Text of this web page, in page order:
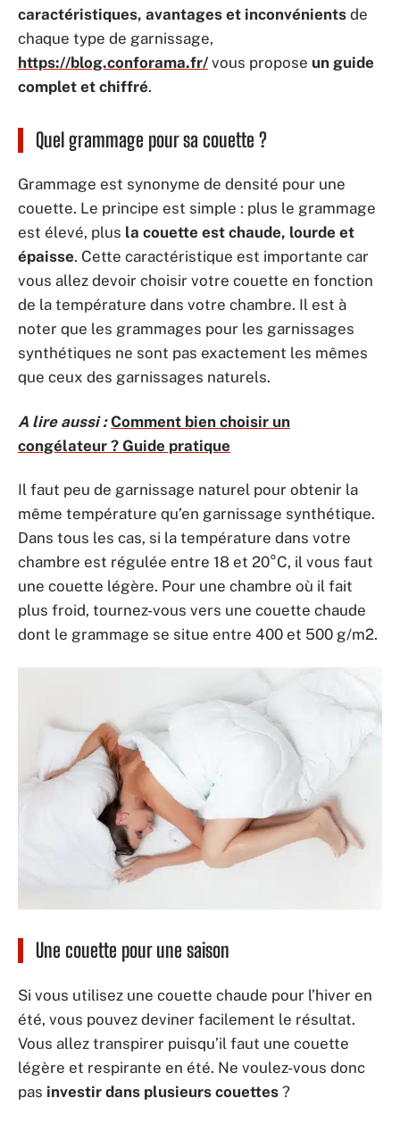
caractéristiques, avantages et inconvénients de
chaque type de garnissage,
https://blog.conforama.fr/ vous propose un guide
complet et chiffré.
Quel grammage pour sa couette ?
Grammage est synonyme de densité pour une
couette. Le principe est simple : plus le grammage
est élevé, plus la couette est chaude, lourde et
épaisse. Cette caractéristique est importante car
vous allez devoir choisir votre couette en fonction
de la température dans votre chambre. Il est à
noter que les grammages pour les garnissages
synthétiques ne sont pas exactement les mêmes
que ceux des garnissages naturels.
A lire aussi : Comment bien choisir un
congélateur ? Guide pratique
Il faut peu de garnissage naturel pour obtenir la
même température qu’en garnissage synthétique.
Dans tous les cas, si la température dans votre
chambre est régulée entre 18 et 20°C, il vous faut
une couette légère. Pour une chambre où il fait
plus froid, tournez-vous vers une couette chaude
dont le grammage se situe entre 400 et 500 g/m2.
Une couette pour une saison
Si vous utilisez une couette chaude pour l’hiver en
été, vous pouvez deviner facilement le résultat.
Vous allez transpirer puisqu’il faut une couette
légère et respirante en été. Ne voulez-vous donc
pas investir dans plusieurs couettes ?